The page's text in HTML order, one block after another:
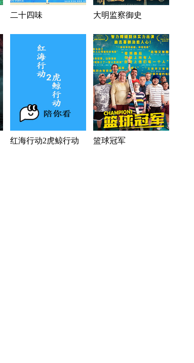
二十四味 大明监察御史
红海行动2虎鲸行动 篮球冠军